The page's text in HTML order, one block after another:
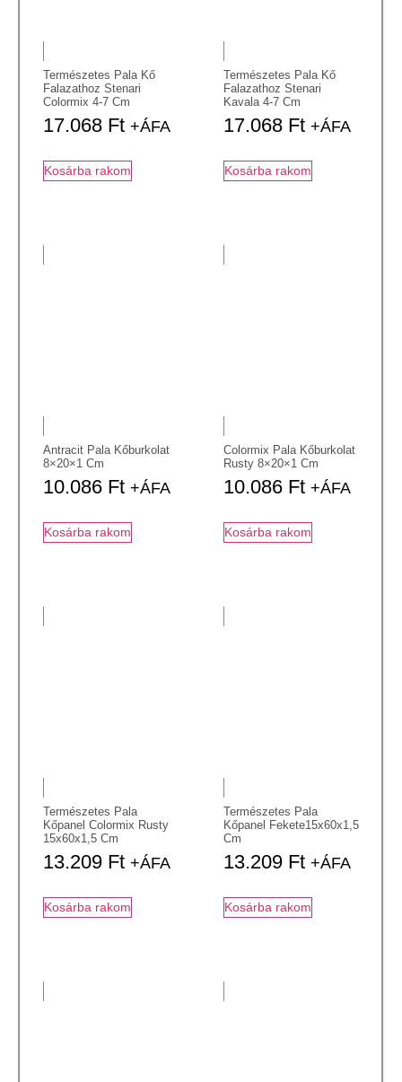
Természetes Pala Kő
Falazathoz Stenari
Colormix 4-7 Cm
17.068 Ft +ÁFA
Kosárba rakom
Természetes Pala Kő
Falazathoz Stenari
Kavala 4-7 Cm
17.068 Ft +ÁFA
Kosárba rakom
Antracit Pala Kőburkolat
8×20×1 Cm
10.086 Ft +ÁFA
Kosárba rakom
Colormix Pala Kőburkolat
Rusty 8×20×1 Cm
10.086 Ft +ÁFA
Kosárba rakom
Természetes Pala
Kőpanel Colormix Rusty
15x60x1,5 Cm
13.209 Ft +ÁFA
Kosárba rakom
Természetes Pala
Kőpanel Fekete15x60x1,5
Cm
13.209 Ft +ÁFA
Kosárba rakom